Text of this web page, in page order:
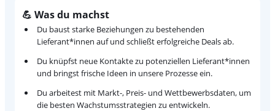
💪 Was du machst
Du baust starke Beziehungen zu bestehenden
Lieferant*innen auf und schließt erfolgreiche Deals ab.
Du knüpfst neue Kontakte zu potenziellen Lieferant*innen
und bringst frische Ideen in unsere Prozesse ein.
Du arbeitest mit Markt-, Preis- und Wettbewerbsdaten, um
die besten Wachstumsstrategien zu entwickeln.